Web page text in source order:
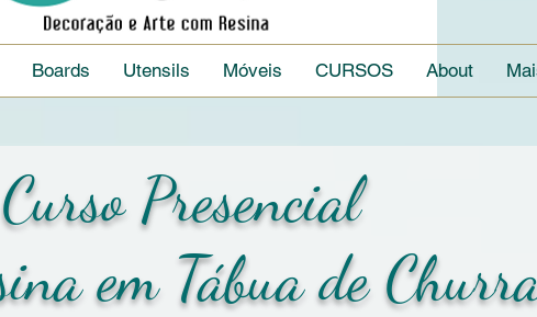
Boards Utensils Móveis CURSOS About
Curso Presencial
em Tábua de